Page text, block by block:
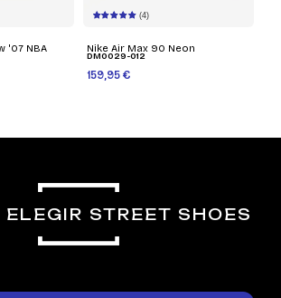
'07 NBA
(4)
Nike Air Max 90 Neon
DM0029-012
159,95 €
ELEGIR STREET SHOES